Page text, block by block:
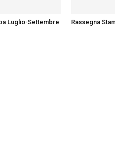
Luglio-Settembre
Rassegna